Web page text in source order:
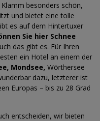
besonders schön,
und bietet eine tolle
es auf dem Hintertuxer
Sie hier Schnee
das gibt es. Für Ihren
ein Hotel an einem der
Mondsee, Wörthersee
dazu, letzterer ist
Europas – bis zu 28 Grad
entscheiden, wir bieten